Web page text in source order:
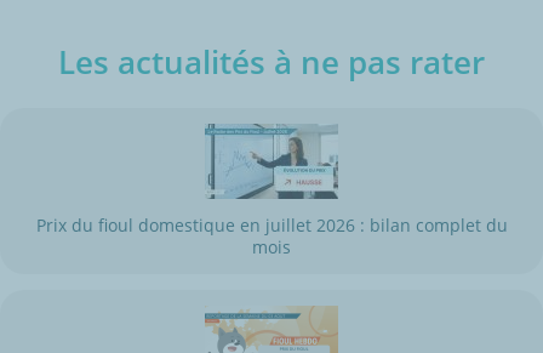
Les actualités à ne pas rater
Prix du fioul domestique en juillet 2026 : bilan complet du
mois